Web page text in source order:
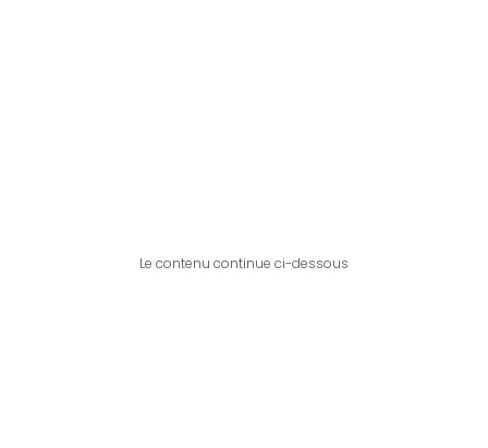
Le contenu continue ci-dessous